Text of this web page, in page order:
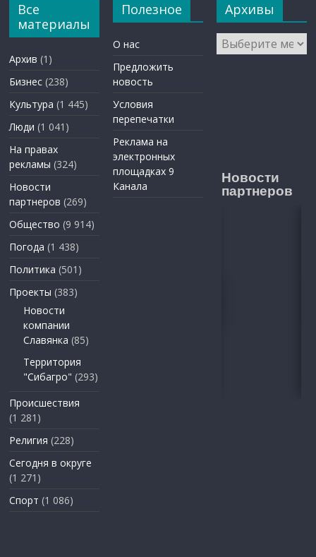
Все
материалы
Архив (1)
Бизнес (238)
Культура (1 445)
Люди (1 041)
На правах
рекламы (324)
Новости
партнеров (269)
Общество (9 914)
Погода (1 438)
Политика (501)
Проекты (383)
Новости
компании
Славянка (85)
Территория
"Сибагро" (293)
Происшествия
(1 281)
Религия (228)
Сегодня в округе
(1 271)
Спорт (1 086)
Полезное
О нас
Предложить
новость
Условия
перепечатки
Реклама на
электронных
площадках 9
Канала
Архивы
Архивы
Новости
партнеров